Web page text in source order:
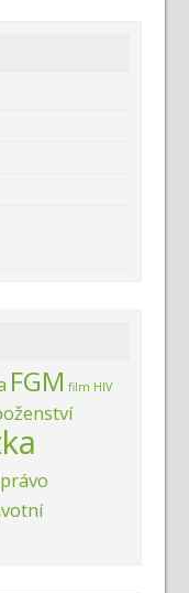
FGM film HIV
právo